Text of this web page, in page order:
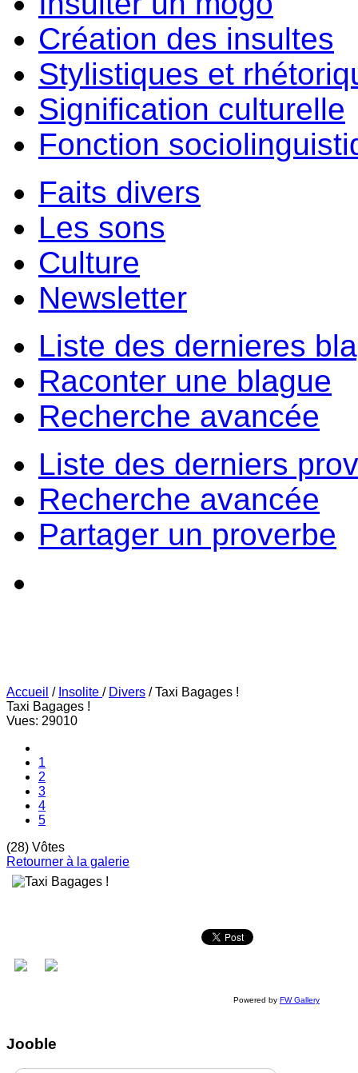
Création des insultes
Stylistiques et
Signification culturelle
Fonction
Faits divers
Les sons
Culture
Newsletter
Liste des dernieres
Raconter une blague
Recherche avancée
Liste des derniers
Recherche avancée
Partager un proverbe
Accueil / Insolite / Divers /Taxi Bagages !
Taxi Bagages !
Vues: 29010
1
2
3
4
5
(28) Vôtes
Retourner à la galerie
Powered by FW Gallery
Jooble